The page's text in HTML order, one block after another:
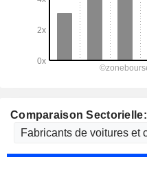
Comparaison Sectorielle: